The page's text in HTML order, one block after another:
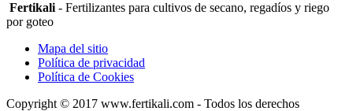
Fertikali - Fertilizantes para cultivos de secano, regadíos y riego
por goteo
Mapa del sitio
Política de privacidad
Política de Cookies
Copyright © 2017 www.fertikali.com - Todos los derechos